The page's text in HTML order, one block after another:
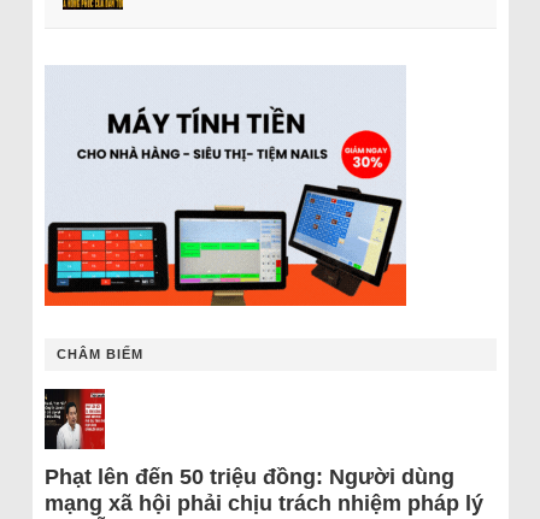
CHÂM BIẾM
Phạt lên đến 50 triệu đồng: Người dùng
mạng xã hội phải chịu trách nhiệm pháp lý